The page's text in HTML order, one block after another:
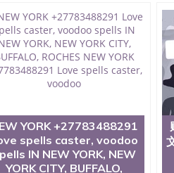
1、教育部学历学位认证，留服真
存档可查。 3、留信网真实可查认
筑学院、商学院、交流学院、地
与科学学院、人文学院、护理学院
五名，且继续攀升中。纽约大学为
、财务、教育、建筑工程、经济
学、农业、环境污染控制、历史、
天工程、土木工程、数学、化学、
物理学、人工智能、商科、金融专
充毕业证成绩单等相关材料； 3、
一起去留服递交材料； 5、等待
我们对海外大学及学院的毕业证成
钢印LOGO烫金烫银，LOGO烫金
YORK +27783488291
spells caster, voodoo
IN NEW YORK, NEW
YORK CITY, BUFFALO,